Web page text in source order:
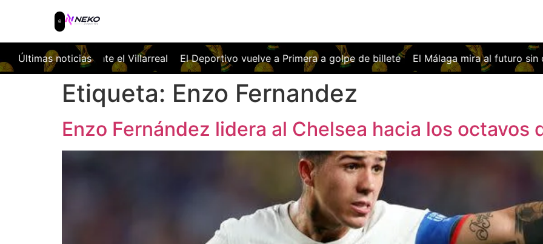
Últimas noticias
a caer ante el Villarreal El Deportivo vuelve a Primera a golpe de billete El Málaga mira al futuro sin olvidar
Etiqueta: Enzo Fernandez
Enzo Fernández lidera al Chelsea hacia los octavos